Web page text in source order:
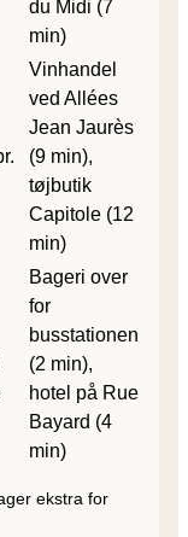
du Midi (7
min)
Vinhandel
ved Allées
Jean Jaurès
(9 min),
tøjbutik
Capitole (12
min)
Bageri over
for
busstationen
(2 min),
hotel på Rue
Bayard (4
min)
ekstra for